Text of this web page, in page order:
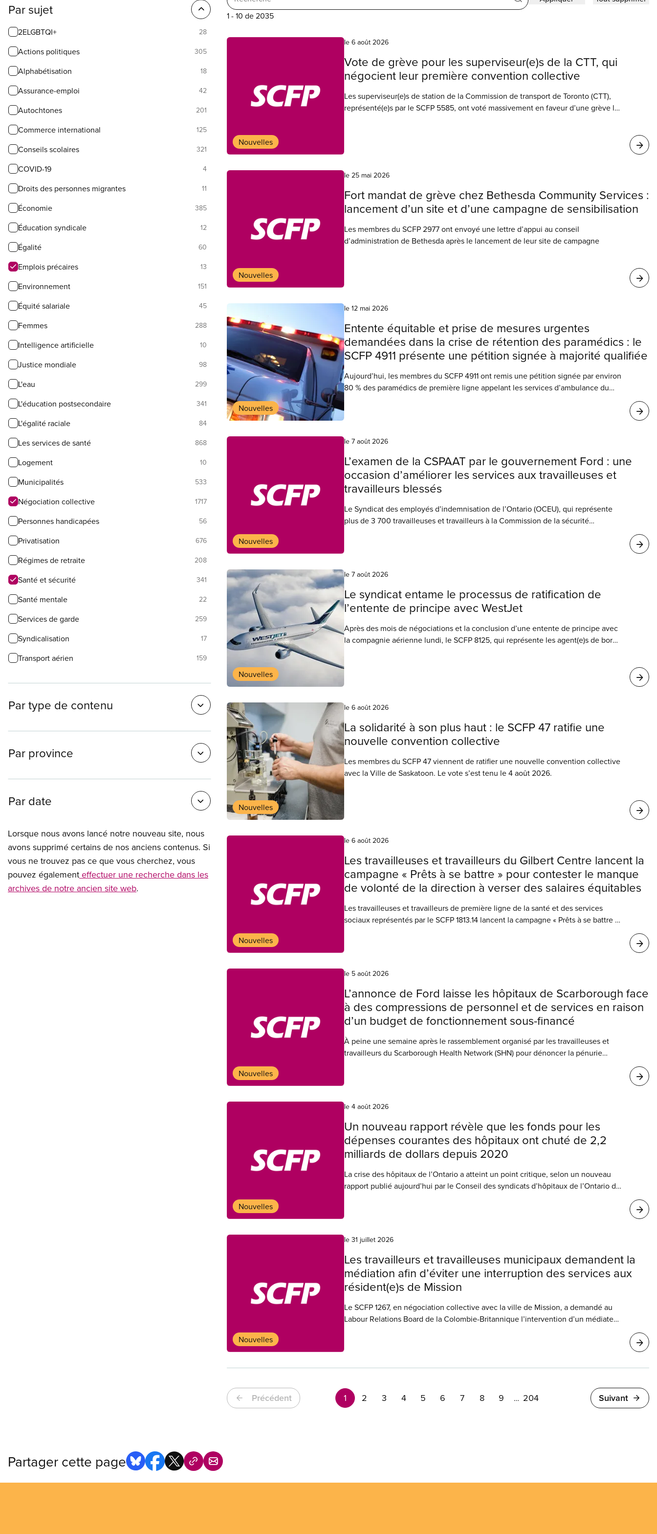
options
Par sujet
2ELGBTQI+ 28
Actions politiques 305
Alphabétisation 18
Assurance-emploi 42
Autochtones 201
Commerce international 125
Conseils scolaires 321
COVID-19 4
Droits des personnes migrantes 11
Économie 385
Éducation syndicale 12
Égalité 60
Emplois précaires 13
Environnement 151
Équité salariale 45
Femmes 288
Intelligence artificielle 10
Justice mondiale 98
L'eau 299
L'éducation postsecondaire 341
L'égalité raciale 84
Les services de santé 868
Logement 10
Municipalités 533
Négociation collective 1717
Personnes handicapées 56
Privatisation 676
Régimes de retraite 208
Santé et sécurité 341
Santé mentale 22
Services de garde 259
Syndicalisation 17
Transport aérien 159
Par type de contenu
Par province
Par date
Lorsque nous avons lancé notre nouveau site, nous
avons supprimé certains de nos anciens contenus. Si
vous ne trouvez pas ce que vous cherchez, vous
pouvez également effectuer une recherche dans les
archives de notre ancien site web.
1 - 10 de 2035
Résultats
votre
recherche
Nouvelles
le 6 août 2026
Vote de grève pour les superviseur(e)s de la CTT, qui
négocient leur première convention collective
Les superviseur(e)s de station de la Commission de transport de Toronto (CTT),
représenté(e)s par le SCFP 5585, ont voté massivement en faveur d’une grève la
Nouvelles
le 25 mai 2026
Fort mandat de grève chez Bethesda Community Services :
lancement d’un site et d’une campagne de sensibilisation
Les membres du SCFP 2977 ont envoyé une lettre d’appui au conseil
d’administration de Bethesda après le lancement de leur site de campagne
Nouvelles
le 12 mai 2026
Entente équitable et prise de mesures urgentes
demandées dans la crise de rétention des paramédics : le
SCFP 4911 présente une pétition signée à majorité qualifiée
Aujourd’hui, les membres du SCFP 4911 ont remis une pétition signée par environ
80 % des paramédics de première ligne appelant les services d’ambulance du
Nouvelles
le 7 août 2026
L’examen de la CSPAAT par le gouvernement Ford : une
occasion d’améliorer les services aux travailleuses et
travailleurs blessés
Le Syndicat des employés d’indemnisation de l’Ontario (OCEU), qui représente
plus de 3 700 travailleuses et travailleurs à la Commission de la sécurité
comment supprimer des postes essentiels au système.
Nouvelles
le 7 août 2026
Le syndicat entame le processus de ratification de
l’entente de principe avec WestJet
Après des mois de négociations et la conclusion d’une entente de principe avec
la compagnie aérienne lundi, le SCFP 8125, qui représente les agent(e)s de bord
Nouvelles
le 6 août 2026
La solidarité à son plus haut : le SCFP 47 ratifie une
nouvelle convention collective
Les membres du SCFP 47 viennent de ratifier une nouvelle convention collective
avec la Ville de Saskatoon. Le vote s’est tenu le 4 août 2026.
Nouvelles
le 6 août 2026
Les travailleuses et travailleurs du Gilbert Centre lancent la
campagne « Prêts à se battre » pour contester le manque
de volonté de la direction à verser des salaires équitables
Les travailleuses et travailleurs de première ligne de la santé et des services
sociaux représentés par le SCFP 1813.14 lancent la campagne « Prêts à se battre »
Nouvelles
le 5 août 2026
L’annonce de Ford laisse les hôpitaux de Scarborough face
à des compressions de personnel et de services en raison
d’un budget de fonctionnement sous-financé
À peine une semaine après le rassemblement organisé par les travailleuses et
travailleurs du Scarborough Health Network (SHN) pour dénoncer la pénurie
Nouvelles
le 4 août 2026
Un nouveau rapport révèle que les fonds pour les
dépenses courantes des hôpitaux ont chuté de 2,2
milliards de dollars depuis 2020
La crise des hôpitaux de l’Ontario a atteint un point critique, selon un nouveau
rapport publié aujourd’hui par le Conseil des syndicats d’hôpitaux de l’Ontario du
Nouvelles
le 31 juillet 2026
Les travailleurs et travailleuses municipaux demandent la
médiation afin d’éviter une interruption des services aux
résident(e)s de Mission
Le SCFP 1267, en négociation collective avec la ville de Mission, a demandé au
Labour Relations Board de la Colombie-Britannique l’intervention d’un médiateur
Pagination
Précédent
Page
1
Page
2
Page
3
Page
4
Page
5
Page
6
Page
7
Page
8
Page
9 …
Last
204 Suivant
Partager cette page